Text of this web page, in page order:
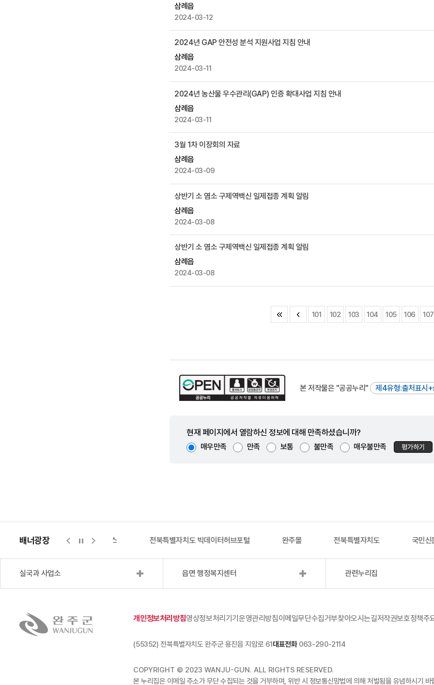
파
일
작
성
일
회
등
을
제
공
삼례읍
2024-03-12
2024년 GAP 안전성 분석 지원사업 지침 안내
삼례읍
2024-03-11
2024년 농산물 우수관리(GAP) 인증 확대사업 지침 안내
삼례읍
2024-03-11
3월 1차 이장회의 자료
삼례읍
2024-03-09
상반기 소 염소 구제역백신 일제접종 계획 알림
삼례읍
2024-03-08
상반기 소 염소 구제역백신 일제접종 계획 알림
삼례읍
2024-03-08
101 102 103 104 105 106 107
본 저작물은 "공공누리" 제4유형:출처표시+
현재 페이지에서 열람하신 정보에 대해 만족하셨습니까?
매우만족 만족 보통 불만족 매우불만족 평가하기
배너광장
지적측량바로처리센터 위택스 전북특별자치도 빅데이터허브포털 완주몰 전북특별자치도 국민신
실국과 사업소 읍면 행정복지센터 관련누리집
개인정보처리방침영상정보처리기기운영관리방침이메일무단수집거부찾아오시는길저작권보호정책주
(55352) 전북특별자치도 완주군 용진읍 지암로 61대표전화063-290-2114
COPYRIGHT © 2023 WANJU-GUN. ALL RIGHTS RESERVED.
본 누리집은 이메일 주소가 무단 수집되는 것을 거부하며, 위반 시 정보통신망법에 의해 처벌됨을 유념하시기 바